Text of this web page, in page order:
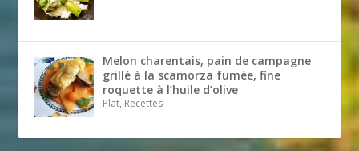
Melon charentais, pain de campagne
grillé à la scamorza fumée, fine
roquette à l’huile d’olive
Plat, Recettes